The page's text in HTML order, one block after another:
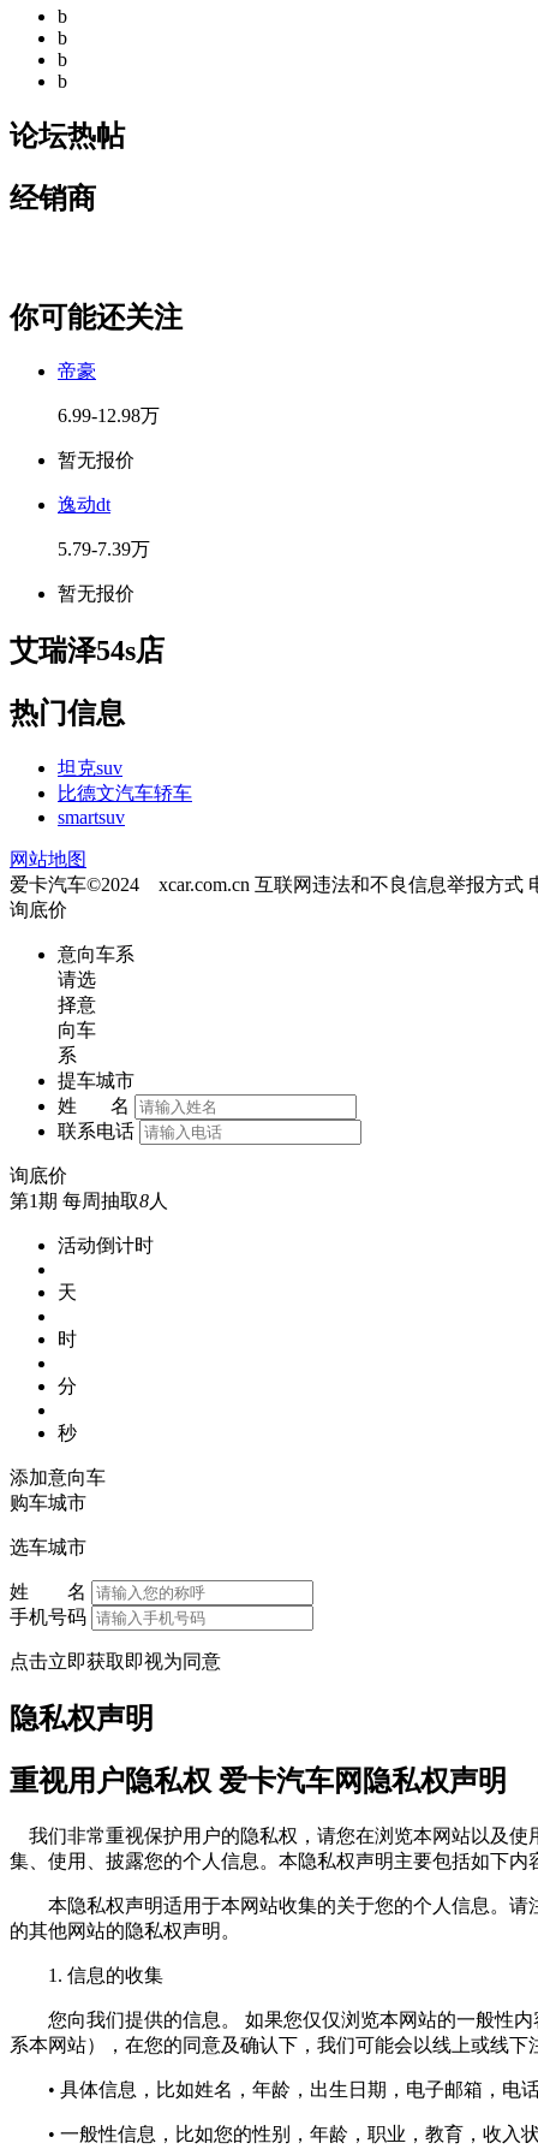
b
b
b
b
论坛热帖
经销商
你可能还关注
帝豪
6.99-12.98万
暂无报价
逸动dt
5.79-7.39万
暂无报价
艾瑞泽54s店
热门信息
坦克suv
比德文汽车轿车
smartsuv
网站地图
爱卡汽车©2024 xcar.com.cn 互联网违法和不良信息举报方式
询底价
意向车系
请选
择意
向车
系
提车城市
姓 名
联系电话
询底价
第1期 每周抽取8人
活动倒计时
天
时
分
秒
添加意向车
购车城市
选车城市
姓 名
手机号码
点击立即获取即视为同意
隐私权声明
重视用户隐私权 爱卡汽车网隐私权声明
我们非常重视保护用户的隐私权，请您在浏览本网站以及使
集、使用、披露您的个人信息。本隐私权声明主要包括如下
本隐私权声明适用于本网站收集的关于您的个人信息。请
的其他网站的隐私权声明。
1. 信息的收集
您向我们提供的信息。 如果您仅仅浏览本网站的一般性内
系本网站），在您的同意及确认下，我们可能会以线上或线下
• 具体信息，比如姓名，年龄，出生日期，电子邮箱，电话
• 一般性信息，比如您的性别，年龄，职业，教育，收入状